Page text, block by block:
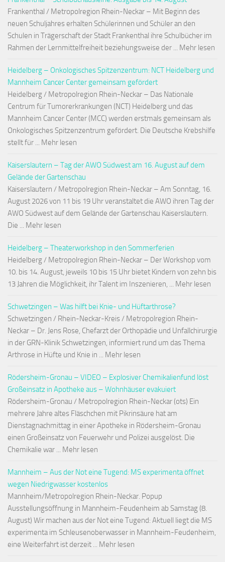
Frankenthal / Metropolregion Rhein-Neckar – Mit Beginn des
neuen Schuljahres erhalten Schülerinnen und Schüler an den
Schulen in Trägerschaft der Stadt Frankenthal ihre Schulbücher im
Rahmen der Lernmittelfreiheit beziehungsweise der ... Mehr lesen
Heidelberg – Onkologisches Spitzenzentrum: NCT Heidelberg und
Mannheim Cancer Center gemeinsam gefördert
Heidelberg / Metropolregion Rhein-Neckar – Das Nationale
Centrum für Tumorerkrankungen (NCT) Heidelberg und das
Mannheim Cancer Center (MCC) werden erstmals gemeinsam als
Onkologisches Spitzenzentrum gefördert. Die Deutsche Krebshilfe
stellt für ... Mehr lesen
Kaiserslautern – Tag der AWO Südwest am 16. August auf dem
Gelände der Gartenschau
Kaiserslautern / Metropolregion Rhein-Neckar – Am Sonntag, 16.
August 2026 von 11 bis 19 Uhr veranstaltet die AWO ihren Tag der
AWO Südwest auf dem Gelände der Gartenschau Kaiserslautern.
Die ... Mehr lesen
Heidelberg – Theaterworkshop in den Sommerferien
Heidelberg / Metropolregion Rhein-Neckar – Der Workshop vom
10. bis 14. August, jeweils 10 bis 15 Uhr bietet Kindern von zehn bis
13 Jahren die Möglichkeit, ihr Talent im Inszenieren, ... Mehr lesen
Schwetzingen – Was hilft bei Knie- und Hüftarthrose?
Schwetzingen / Rhein-Neckar-Kreis / Metropolregion Rhein-
Neckar – Dr. Jens Rose, Chefarzt der Orthopädie und Unfallchirurgie
in der GRN-Klinik Schwetzingen, informiert rund um das Thema
Arthrose in Hüfte und Knie in ... Mehr lesen
Rödersheim-Gronau – VIDEO – Explosiver Chemikalienfund löst
Großeinsatz in Apotheke aus – Wohnhäuser evakuiert
Rödersheim-Gronau / Metropolregion Rhein-Neckar (ots) Ein
mehrere Jahre altes Fläschchen mit Pikrinsäure hat am
Dienstagnachmittag in einer Apotheke in Rödersheim-Gronau
einen Großeinsatz von Feuerwehr und Polizei ausgelöst. Die
Chemikalie war ... Mehr lesen
Mannheim – Aus der Not eine Tugend: MS experimenta öffnet
wegen Niedrigwasser kostenlos
Mannheim/Metropolregion Rhein-Neckar. Popup
Ausstellungsöffnung in Mannheim-Feudenheim ab Samstag (8.
August) Wir machen aus der Not eine Tugend: Aktuell liegt die MS
experimenta im Schleusenoberwasser in Mannheim-Feudenheim,
eine Weiterfahrt ist derzeit ... Mehr lesen